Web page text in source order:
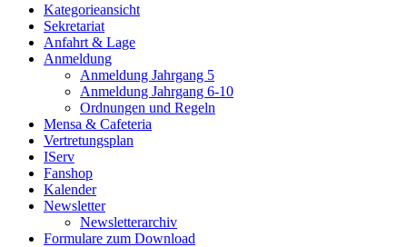
Kategorieansicht
Sekretariat
Anfahrt & Lage
Anmeldung
Anmeldung Jahrgang 5
Anmeldung Jahrgang 6-10
Ordnungen und Regeln
Mensa & Cafeteria
Vertretungsplan
IServ
Fanshop
Kalender
Newsletter
Newsletterarchiv
Formulare zum Download